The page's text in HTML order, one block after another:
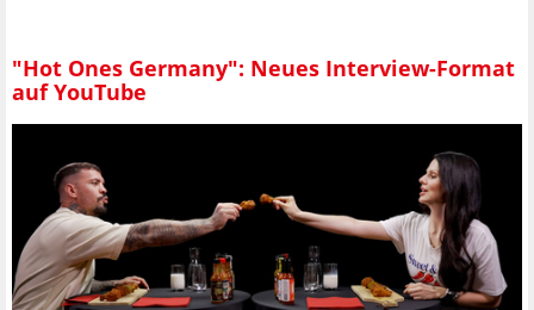
"Hot Ones Germany": Neues Interview-Format
auf YouTube